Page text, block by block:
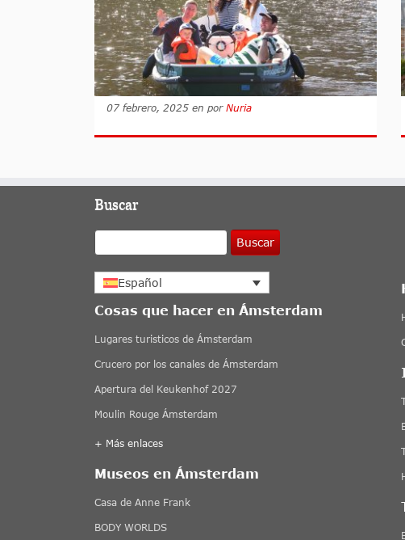
07 febrero, 2025 en por Nuria
Buscar
Buscar
Español
Cosas que hacer en Ámsterdam
Lugares turisticos de Ámsterdam
Crucero por los canales de Ámsterdam
Apertura del Keukenhof 2027
Moulin Rouge Ámsterdam
+ Más enlaces
Museos en Ámsterdam
Casa de Anne Frank
BODY WORLDS